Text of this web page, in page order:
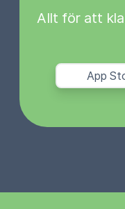
Allt för att
App